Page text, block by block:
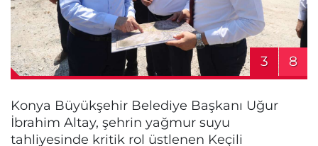
3 8
Konya Büyükşehir Belediye Başkanı Uğur
İbrahim Altay, şehrin yağmur suyu
tahliyesinde kritik rol üstlenen Keçili